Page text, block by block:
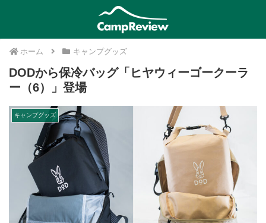
ホーム キャンプグッズ
DODから保冷バッグ「ヒヤウィーゴークーラ
ー（6）」登場
キャンプグッズ